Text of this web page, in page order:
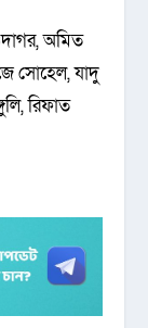
অমিত
সোহেল, যাদু
রিফাত